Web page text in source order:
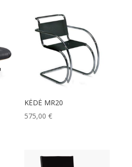
KĖDĖ MR20
575,00€